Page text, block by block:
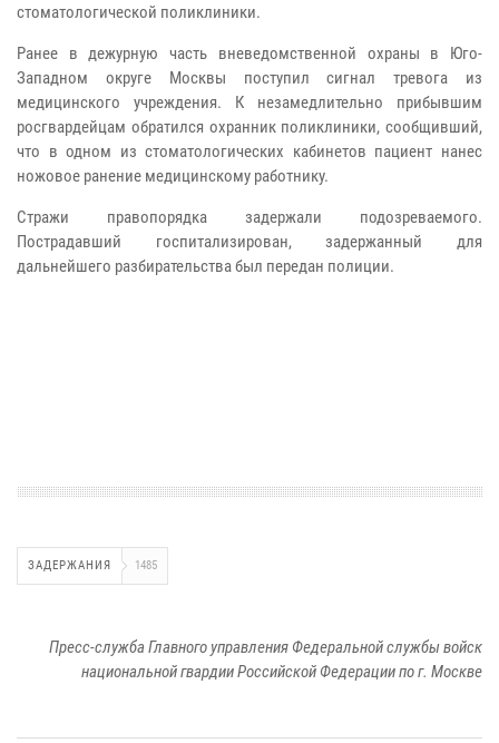
стоматологической поликлиники.
Ранее в дежурную часть вневедомственной охраны в Юго-
Западном округе Москвы поступил сигнал тревога из
медицинского учреждения. К незамедлительно прибывшим
росгвардейцам обратился охранник поликлиники, сообщивший,
что в одном из стоматологических кабинетов пациент нанес
ножовое ранение медицинскому работнику.
Стражи правопорядка задержали подозреваемого.
Пострадавший госпитализирован, задержанный для
дальнейшего разбирательства был передан полиции.
ЗАДЕРЖАНИЯ 1485
Пресс-служба Главного управления Федеральной службы войск
национальной гвардии Российской Федерации по г. Москве